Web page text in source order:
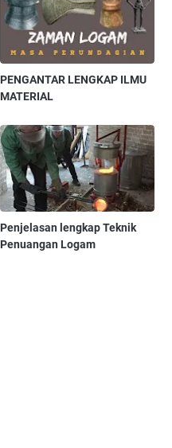
PENGANTAR LENGKAP ILMU
MATERIAL
Penjelasan lengkap Teknik
Penuangan Logam